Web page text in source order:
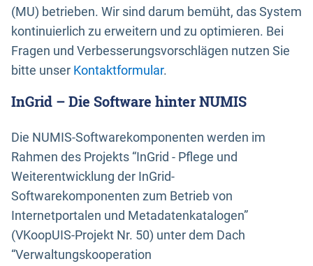
(MU) betrieben. Wir sind darum bemüht, das System
kontinuierlich zu erweitern und zu optimieren. Bei
Fragen und Verbesserungsvorschlägen nutzen Sie
bitte unser Kontaktformular.
InGrid – Die Software hinter NUMIS
Die NUMIS-Softwarekomponenten werden im
Rahmen des Projekts “InGrid - Pflege und
Weiterentwicklung der InGrid-
Softwarekomponenten zum Betrieb von
Internetportalen und Metadatenkatalogen”
(VKoopUIS-Projekt Nr. 50) unter dem Dach
“Verwaltungskooperation